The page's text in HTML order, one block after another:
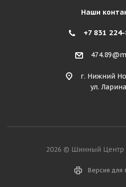
Наши
+7 831
г. Нижний
ул.
2026 © Шинный Центр
Версия для